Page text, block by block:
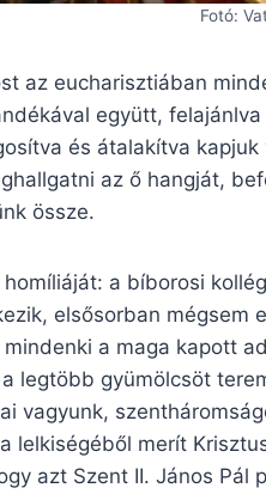
Fotó:
az eucharisztiában
együtt,
és átalakítva
az ő hangját,
össze.
a bíborosi
elsősorban mégsem
a maga kapott
legtöbb gyümölcsöt
vagyunk,
lelkiségéből merít
azt Szent II. János